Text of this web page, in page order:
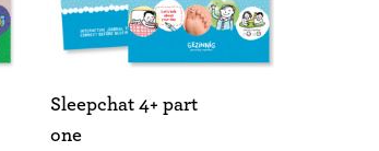
Sleepchat 4+ part
one